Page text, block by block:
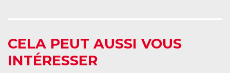
CELA PEUT AUSSI VOUS
INTÉRESSER